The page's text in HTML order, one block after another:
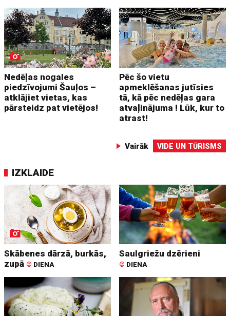
Nedēļas nogales
piedzīvojumi Šauļos –
atklājiet vietas, kas
pārsteidz pat vietējos!
Pēc šo vietu
apmeklēšanas jutīsies
tā, kā pēc nedēļas gara
atvaļinājuma ! Lūk, kur to
atrast!
Vairāk VIDE UN TŪRISMS
IZKLAIDE
Skābenes dārzā, burkās,
zupā © DIENA
Saulgriežu dzērieni
© DIENA